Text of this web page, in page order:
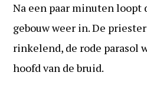
Na een paar minuten loopt
gebouw weer in. De
rinkelend, de rode parasol
hoofd van de bruid.